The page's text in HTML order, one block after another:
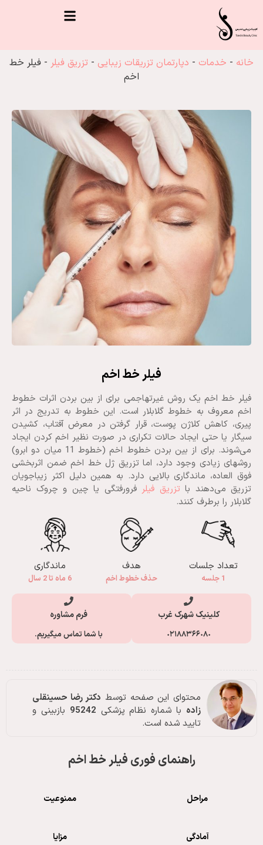
خانه - خدمات - دپارتمان تزریقات زیبایی - تزریق فیلر - فیلر خط
اخم
فیلر خط اخم
فیلر خط اخم یک روش غیرتهاجمی برای از بین بردن اثرات خطوط
اخم معروف به خطوط گلابلار است. این خطوط به تدریج در اثر
پیری، کاهش کلاژن پوست، قرار گرفتن در معرض آفتاب، کشیدن
سیگار یا حتی ایجاد حالات تکراری در صورت نظیر اخم کردن ایجاد
می‌شوند. برای از بین بردن خطوط اخم (خطوط 11 میان دو ابرو)
روشهای زیادی وجود دارد، اما تزریق ژل خط اخم ضمن اثربخشی
فوق العاده، ماندگاری بالایی دارد. به همین دلیل اکثر زیباجویان
تزریق می‌دهند با تزریق فیلر فرورفتگی یا چین و چروک ناحیه
گلابلار را برطرف کنند.
تعداد جلسات
1 جلسه
هدف
حذف خطوط اخم
ماندگاری
6 ماه تا 2 سال
کلینیک شهرک غرب
٠٢١٨٨٣۶۶٠٨٠
فرم مشاوره
با شما تماس میگیریم.
محتوای این صفحه توسط دکتر رضا حسینقلی
زاده با شماره نظام پزشکی 95242 بازبینی و
تایید شده است.
راهنمای فوری فیلر خط اخم
مراحل ممنوعیت
آمادگی مزایا